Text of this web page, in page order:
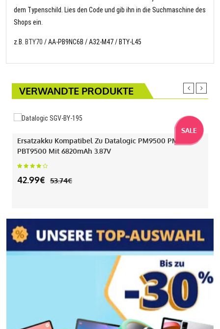
dem Typenschild. Lies den Code und gib ihn in die Suchmaschine des
Shops ein.
z.B. BTY70 / AA-PB9NC6B / A32-M47 / BTY-L45
VERWANDTE PRODUKTE
SALE
Ersatzakku Kompatibel Zu Datalogic PM9500 PM9501
PBT9500 Mit 6820mAh 3.87V
42.99€ 53.74€